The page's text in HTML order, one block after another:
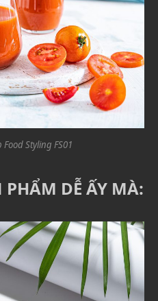
Styling FS01
PHẨM DỄ ẤY MÀ: